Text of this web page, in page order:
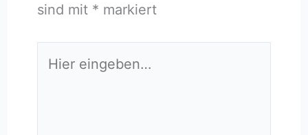
sind mit * markiert
eingeben…